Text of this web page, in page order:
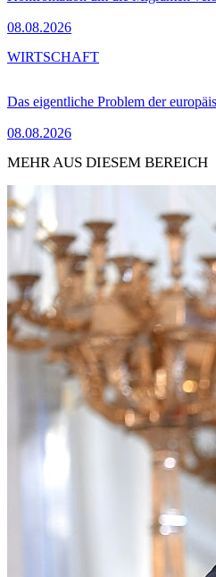
08.08.2026
Das eigentliche Problem der
08.08.2026
WIRTSCHAFT
MEHR AUS DIESEM BEREICH